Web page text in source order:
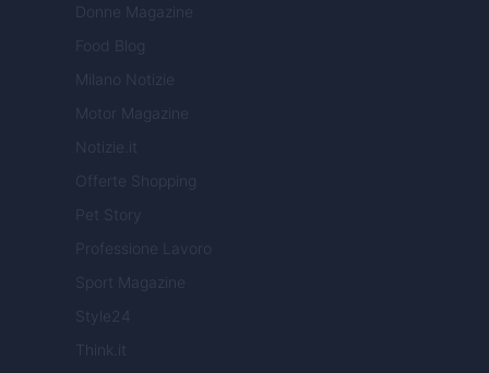
Donne Magazine
Food Blog
Milano Notizie
Motor Magazine
Notizie.it
Offerte Shopping
Pet Story
Professione Lavoro
Sport Magazine
Style24
Think.it